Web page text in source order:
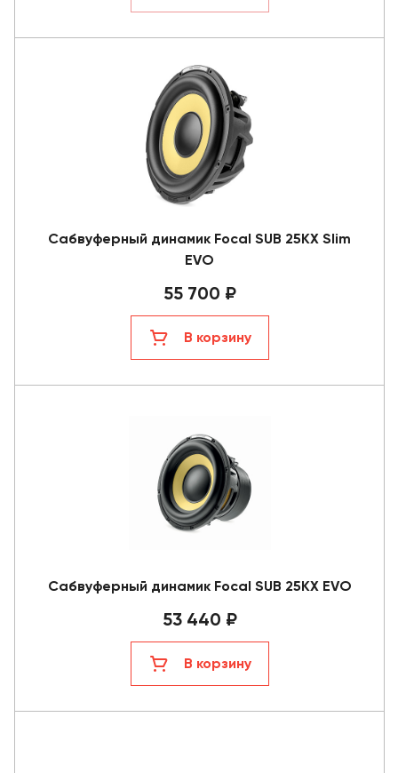
Сабвуферный динамик Focal SUB 25KX Slim
EVO
55 700 ₽
В корзину
Сабвуферный динамик Focal SUB 25KX EVO
53 440 ₽
В корзину